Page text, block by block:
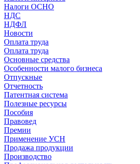
Налоги ОСНО
НДС
НДФЛ
Новости
Оплата труда
Оплата труда
Основные средства
Особенности малого бизнеса
Отпускные
Отчетность
Патентная система
Полезные ресурсы
Пособия
Правовед
Премии
Применение УСН
Продажа продукции
Производство